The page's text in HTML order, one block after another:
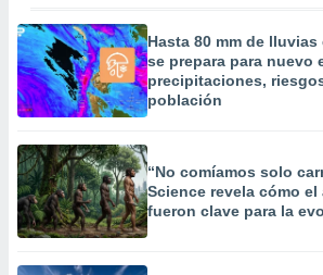
Hasta 80 mm de
se prepara para nuevo
precipitaciones,
población
“No comíamos solo
Science revela cómo el
fueron clave para la